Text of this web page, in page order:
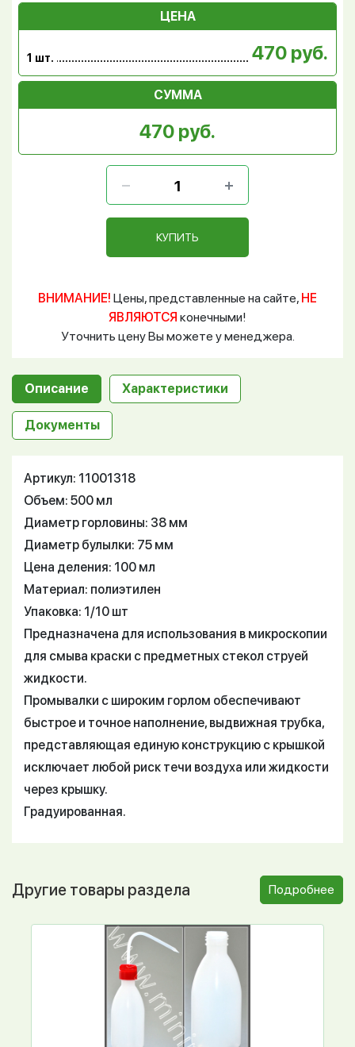
ЦЕНА
1 шт. 470 руб.
СУММА
470 руб.
КУПИТЬ
ВНИМАНИЕ! Цены, представленные на сайте, НЕ
ЯВЛЯЮТСЯ конечными!
Уточнить цену Вы можете у менеджера.
Описание Характеристики
Документы
Артикул: 11001318
Объем: 500 мл
Диаметр горловины: 38 мм
Диаметр булылки: 75 мм
Цена деления: 100 мл
Материал: полиэтилен
Упаковка: 1/10 шт
Предназначена для использования в микроскопии
для смыва краски с предметных стекол струей
жидкости.
Промывалки с широким горлом обеспечивают
быстрое и точное наполнение, выдвижная трубка,
представляющая единую конструкцию с крышкой
исключает любой риск течи воздуха или жидкости
через крышку.
Градуированная.
Другие товары раздела Подробнее